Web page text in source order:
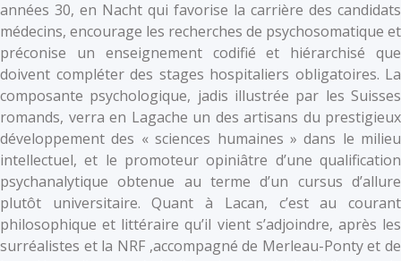
années 30, en Nacht qui favorise la carrière des candidats
médecins, encourage les recherches de psychosomatique et
préconise un enseignement codifié et hiérarchisé que
doivent compléter des stages hospitaliers obligatoires. La
composante psychologique, jadis illustrée par les Suisses
romands, verra en Lagache un des artisans du prestigieux
développement des « sciences humaines » dans le milieu
intellectuel, et le promoteur opiniâtre d’une qualification
psychanalytique obtenue au terme d’un cursus d’allure
plutôt universitaire. Quant à Lacan, c’est au courant
philosophique et littéraire qu’il vient s’adjoindre, après les
surréalistes et la NRF ,accompagné de Merleau-Ponty et de